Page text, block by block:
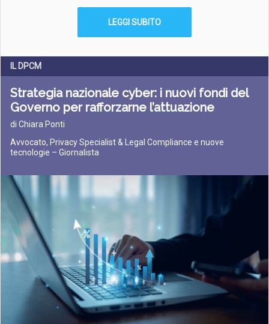
LEGGI SUBITO
IL DPCM
Strategia nazionale cyber: i nuovi fondi del
Governo per rafforzarne l’attuazione
di Chiara Ponti
Avvocato, Privacy Specialist & Legal Compliance e nuove
tecnologie – Giornalista